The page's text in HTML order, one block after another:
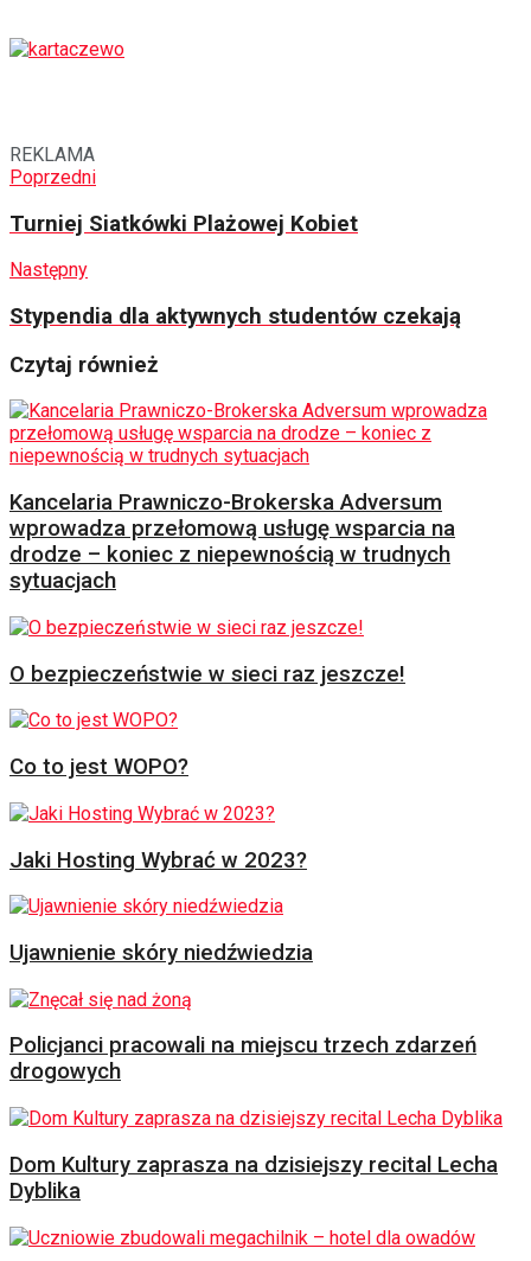
REKLAMA
Poprzedni
Turniej Siatkówki Plażowej Kobiet
Następny
Stypendia dla aktywnych studentów czekają
Czytaj również
Kancelaria Prawniczo-Brokerska Adversum
wprowadza przełomową usługę wsparcia na
drodze – koniec z niepewnością w trudnych
sytuacjach
O bezpieczeństwie w sieci raz jeszcze!
Co to jest WOPO?
Jaki Hosting Wybrać w 2023?
Ujawnienie skóry niedźwiedzia
Policjanci pracowali na miejscu trzech zdarzeń
drogowych
Dom Kultury zaprasza na dzisiejszy recital Lecha
Dyblika